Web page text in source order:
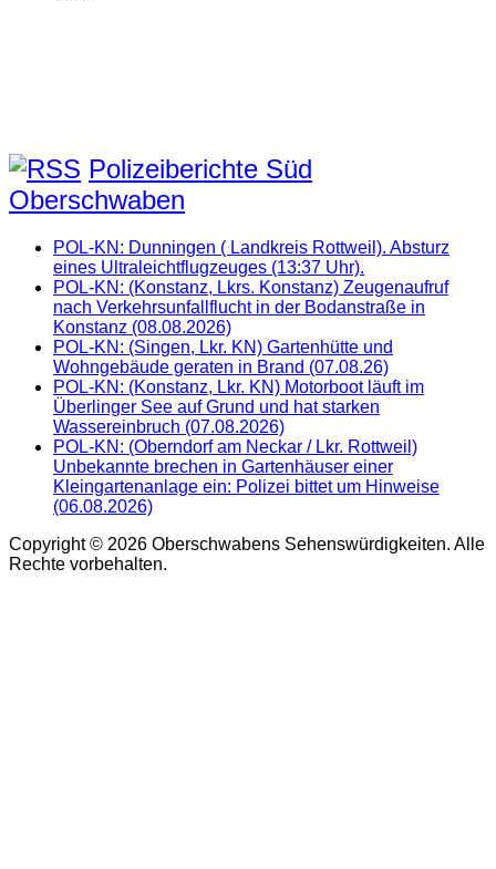
Polizeiberichte Süd
Oberschwaben
POL-KN: Dunningen ( Landkreis Rottweil). Absturz
eines Ultraleichtflugzeuges (13:37 Uhr).
POL-KN: (Konstanz, Lkrs. Konstanz) Zeugenaufruf
nach Verkehrsunfallflucht in der Bodanstraße in
Konstanz (08.08.2026)
POL-KN: (Singen, Lkr. KN) Gartenhütte und
Wohngebäude geraten in Brand (07.08.26)
POL-KN: (Konstanz, Lkr. KN) Motorboot läuft im
Überlinger See auf Grund und hat starken
Wassereinbruch (07.08.2026)
POL-KN: (Oberndorf am Neckar / Lkr. Rottweil)
Unbekannte brechen in Gartenhäuser einer
Kleingartenanlage ein: Polizei bittet um Hinweise
(06.08.2026)
Copyright © 2026 Oberschwabens Sehenswürdigkeiten. Alle
Rechte vorbehalten.